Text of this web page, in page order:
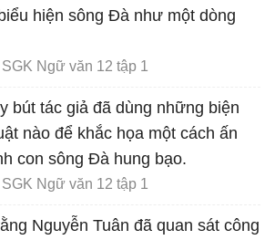
hiện sông Đà như một dòng
Ngữ văn 12 tập 1
bút tác giả đã dùng những biện
nào để khắc họa một cách ấn
con sông Đà hung bạo.
Ngữ văn 12 tập 1
Nguyễn Tuân đã quan sát công